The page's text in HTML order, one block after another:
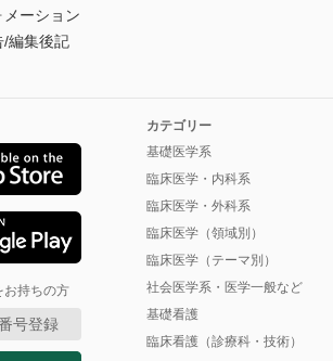
メーション
/編集後記
お持ちの方
号登録
カテゴリー
基礎医学系
臨床医学・内科系
臨床医学・外科系
臨床医学（領域別）
臨床医学（テーマ別）
社会医学系・医学一般など
基礎看護
臨床看護（診療科・技術）